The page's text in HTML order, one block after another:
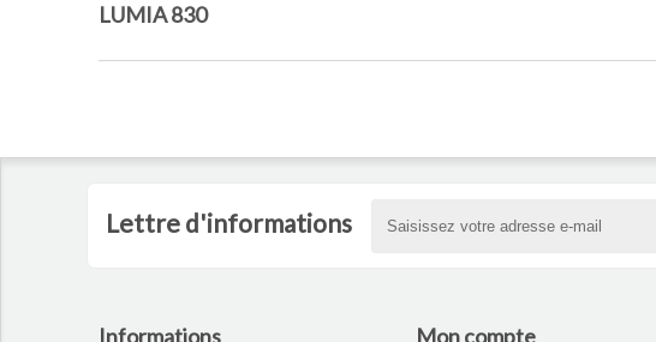
LUMIA 830
Lettre d'informations
Informations Mon compte